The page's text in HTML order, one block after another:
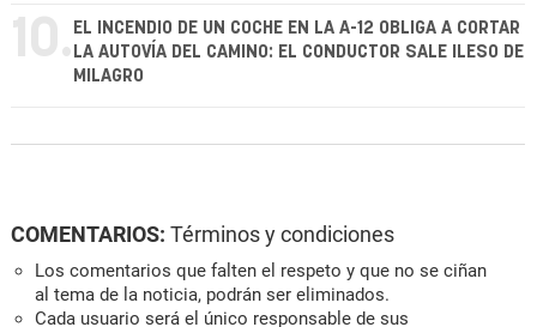
10. EL INCENDIO DE UN COCHE EN LA A-12 OBLIGA A CORTAR
LA AUTOVÍA DEL CAMINO: EL CONDUCTOR SALE ILESO DE
MILAGRO
COMENTARIOS: Términos y condiciones
Los comentarios que falten el respeto y que no se ciñan
al tema de la noticia, podrán ser eliminados.
Cada usuario será el único responsable de sus